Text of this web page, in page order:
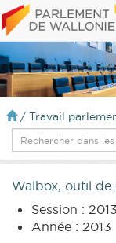
/ Travail
Walbox, outil
Session :
Année : 2013